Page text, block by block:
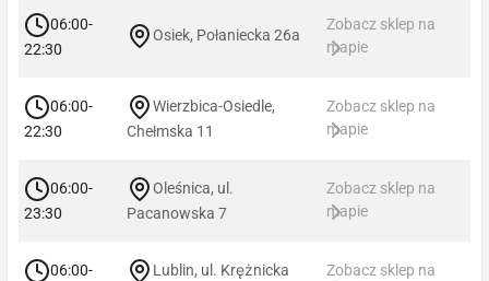
06:00-
22:30
Osiek, Połaniecka 26a
Zobacz sklep na
mapie
06:00-
22:30
Wierzbica-Osiedle,
Chełmska 11
Zobacz sklep na
mapie
06:00-
23:30
Oleśnica, ul.
Pacanowska 7
Zobacz sklep na
mapie
06:00-
Lublin, ul. Krężnicka
Zobacz sklep na